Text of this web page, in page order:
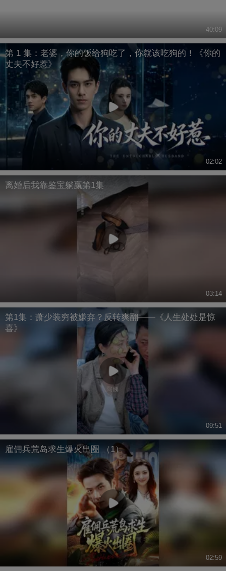
40:09
第 1 集：老婆，你的饭给狗吃了，你就该吃狗的！《你的
丈夫不好惹》
02:02
离婚后我靠鉴宝躺赢第1集
03:14
第1集：萧少装穷被嫌弃？反转爽翻——《人生处处是惊
喜》
09:51
雇佣兵荒岛求生爆火出圈 （1）
02:59